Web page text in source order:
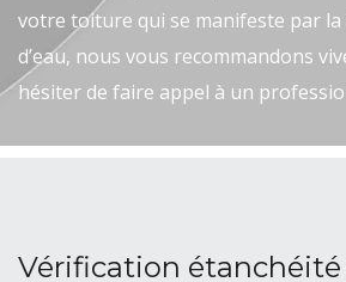
votre toiture qui se manifeste par
d’eau, nous vous recommandons
hésiter de faire appel à un
Vérification